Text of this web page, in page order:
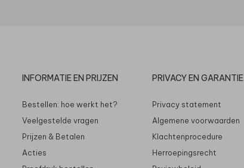
INFORMATIE EN PRIJZEN
Bestellen: hoe werkt het?
Veelgestelde vragen
Prijzen & Betalen
Acties
PRIVACY EN GARANTIE
Privacy statement
Algemene voorwaarden
Klachtenprocedure
Herroepingsrecht